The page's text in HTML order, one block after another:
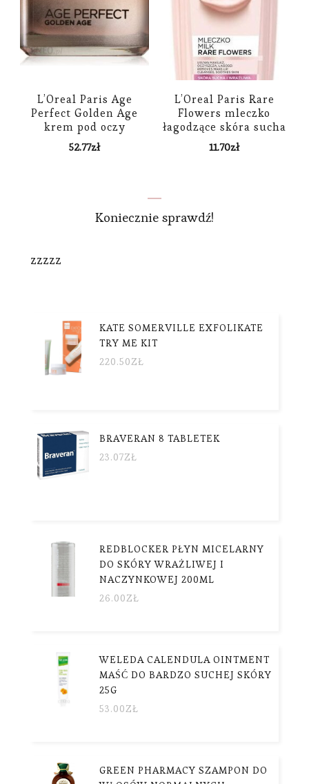
L’Oreal Paris Age
Perfect Golden Age
krem pod oczy
korygujący cienie i
zmarszczki 15 ml
52.77zł
L’Oreal Paris Rare
Flowers mleczko
łagodzące skóra sucha
i wrażliwa 200 ml
11.70zł
Koniecznie sprawdź!
zzzzz
KATE SOMERVILLE EXFOLIKATE
TRY ME KIT
220.50ZŁ
BRAVERAN 8 TABLETEK
23.07ZŁ
REDBLOCKER PŁYN MICELARNY
DO SKÓRY WRAŻLIWEJ I
NACZYNKOWEJ 200ML
26.00ZŁ
WELEDA CALENDULA OINTMENT
MAŚĆ DO BARDZO SUCHEJ SKÓRY
25G
53.00ZŁ
GREEN PHARMACY SZAMPON DO